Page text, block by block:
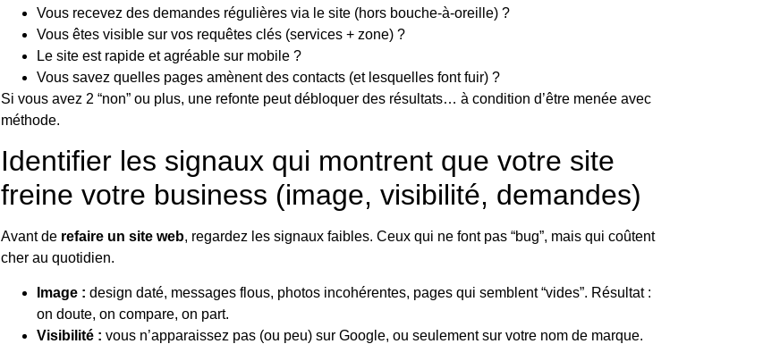
Vous recevez des demandes régulières via le site (hors bouche-à-oreille) ?
Vous êtes visible sur vos requêtes clés (services + zone) ?
Le site est rapide et agréable sur mobile ?
Vous savez quelles pages amènent des contacts (et lesquelles font fuir) ?
Si vous avez 2 “non” ou plus, une refonte peut débloquer des résultats… à condition d’être menée avec
méthode.
Identifier les signaux qui montrent que votre site
freine votre business (image, visibilité, demandes)
Avant de refaire un site web, regardez les signaux faibles. Ceux qui ne font pas “bug”, mais qui coûtent
cher au quotidien.
Image : design daté, messages flous, photos incohérentes, pages qui semblent “vides”. Résultat :
on doute, on compare, on part.
Visibilité : vous n’apparaissez pas (ou peu) sur Google, ou seulement sur votre nom de marque.